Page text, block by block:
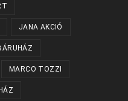
JANA AKCIÓ
MARCO TOZZI